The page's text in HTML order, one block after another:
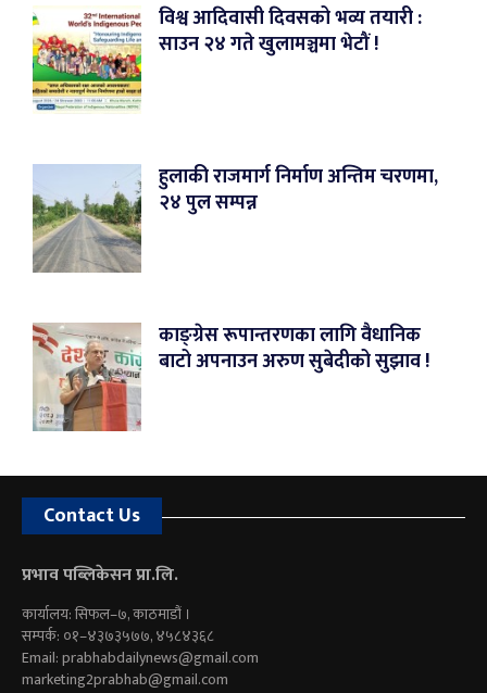
विश्व आदिवासी दिवसको भव्य तयारी :
साउन २४ गते खुलामञ्चमा भेटौं !
हुलाकी राजमार्ग निर्माण अन्तिम चरणमा,
२४ पुल सम्पन्न
काङ्ग्रेस रूपान्तरणका लागि वैधानिक
बाटो अपनाउन अरुण सुबेदीको सुझाव !
Contact Us
प्रभाव पब्लिकेसन प्रा.लि.
कार्यालय: सिफल–७, काठमाडौं ।
सम्पर्क: ०१–४३७३५७७, ४५८४३६८
Email:prabhabdailynews@gmail.com
marketing2prabhab@gmail.com